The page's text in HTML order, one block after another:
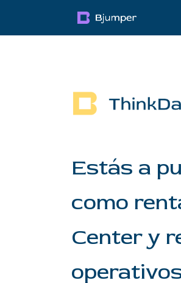
Estás a
como
Center y